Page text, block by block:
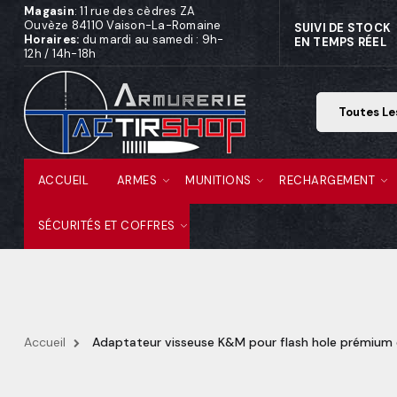
Magasin: 11 rue des cèdres ZA
Ouvèze 84110 Vaison-La-Romaine
Horaires: du mardi au samedi : 9h-
12h / 14h-18h
SUIVI DE STOCK
EN TEMPS RÉEL
ACCUEIL ARMES MUNITIONS RECHARGEMENT
SÉCURITÉS ET COFFRES
Accueil Adaptateur visseuse K&M pour flash hole prémium